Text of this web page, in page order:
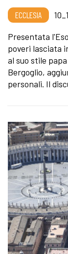
ECCLESIA
Presentata
poveri lasciata
al suo stile
Bergoglio,
personali. Il